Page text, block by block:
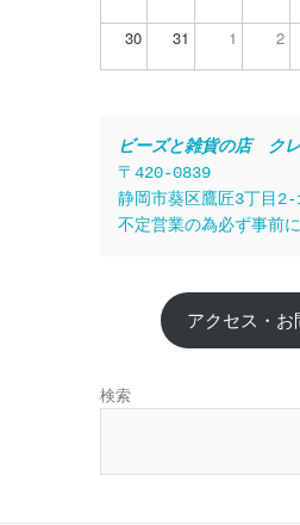
30 31 1 2
ビーズと雑貨の店　ク
〒420-0839
静岡市葵区鷹匠3丁目2-
不定営業の為必ず事前
アクセス・お
検索